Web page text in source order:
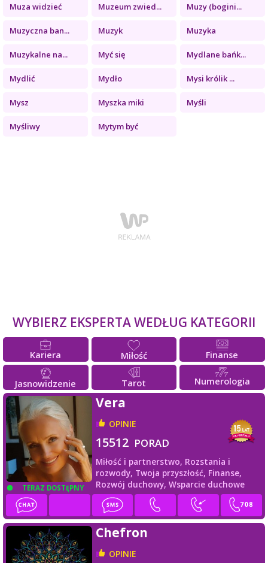
Muza widzieć Muzeum zwied... Muzy (bogini...
Muzyczna ban... Muzyk Muzyka
Muzykalne na... Myć się Mydlane bańk...
Mydlić Mydło Mysi królik ...
Mysz Myszka miki Myśli
Myśliwy Mytym być
WYBIERZ EKSPERTA WEDŁUG KATEGORII
Kariera Miłość Finanse
Jasnowidzenie Tarot Numerologia
TERAZ DOSTĘPNY
Vera
OPINIE
15512 PORAD
Miłość i partnerstwo, Rozstania i
rozwody, Twoja przyszłość, Finanse,
Rozwój duchowy, Wsparcie duchowe
Chefron
OPINIE